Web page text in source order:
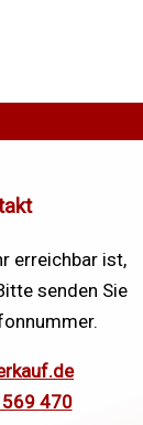
erreichbar ist,
senden Sie
470